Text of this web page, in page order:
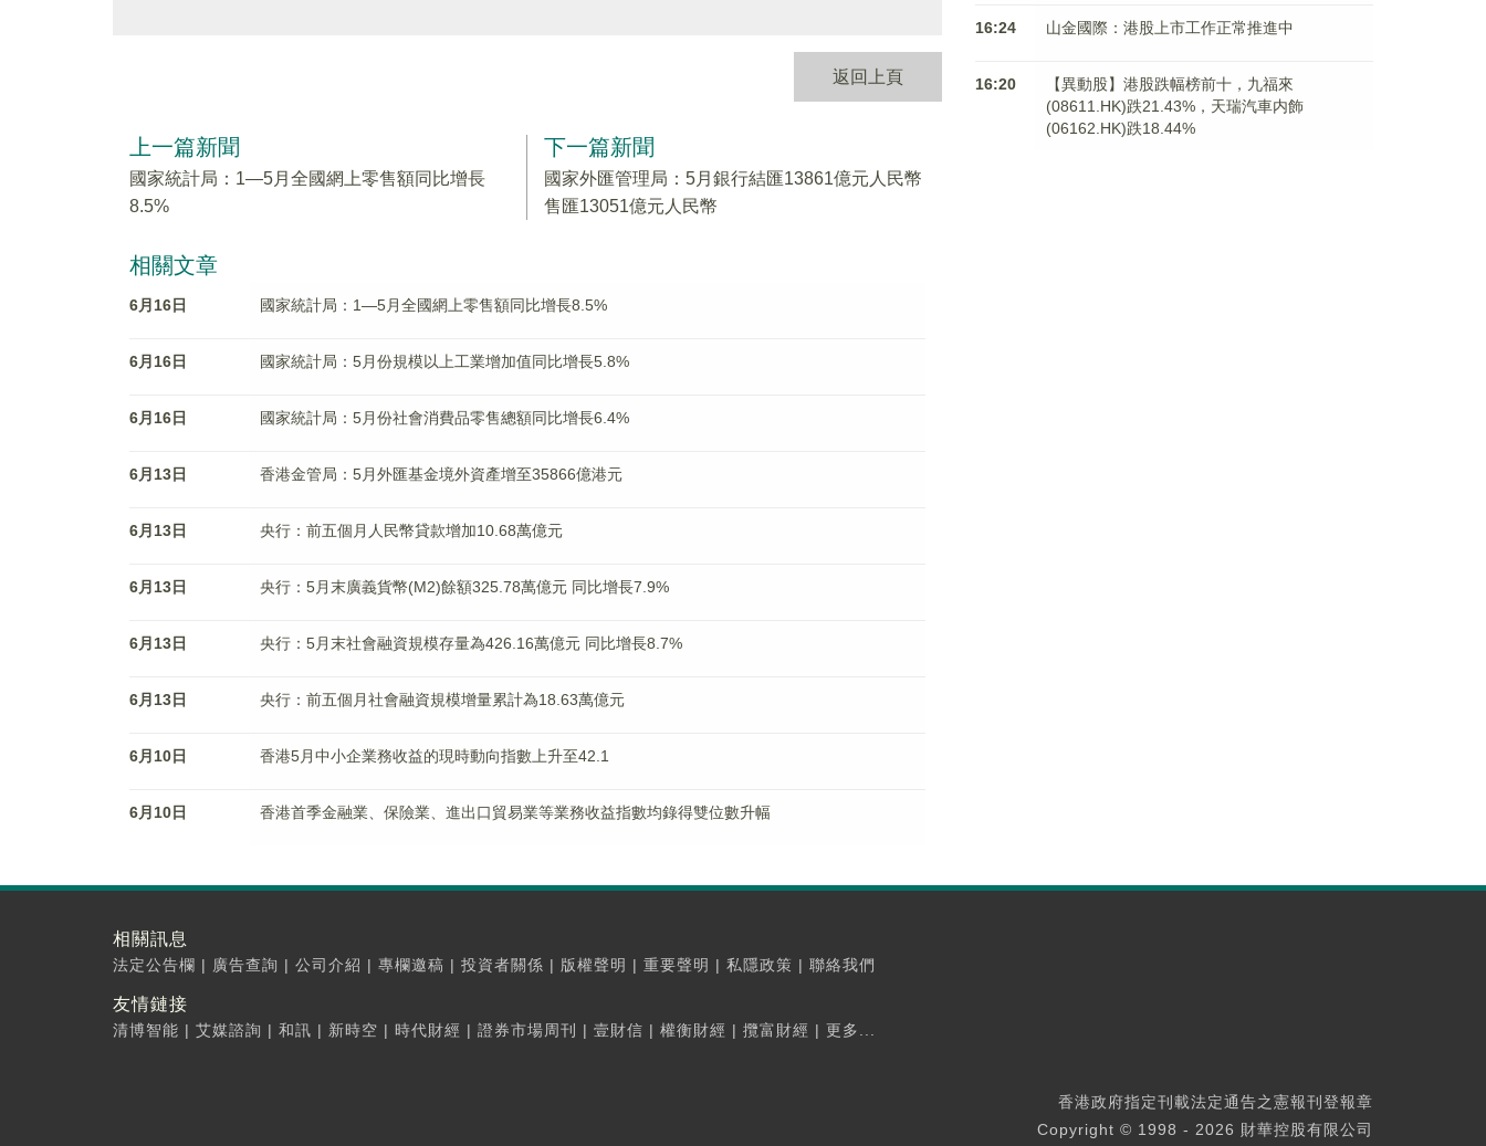
返回上頁
上一篇新聞
國家統計局：1—5月全國網上零售額同比增長
8.5%
下一篇新聞
國家外匯管理局：5月銀行結匯13861億元人民幣
售匯13051億元人民幣
相關文章
6月16日 國家統計局：1—5月全國網上零售額同比增長8.5%
6月16日 國家統計局：5月份規模以上工業增加值同比增長5.8%
6月16日 國家統計局：5月份社會消費品零售總額同比增長6.4%
6月13日 香港金管局：5月外匯基金境外資產增至35866億港元
6月13日 央行：前五個月人民幣貸款增加10.68萬億元
6月13日 央行：5月末廣義貨幣(M2)餘額325.78萬億元 同比增長7.9%
6月13日 央行：5月末社會融資規模存量為426.16萬億元 同比增長8.7%
6月13日 央行：前五個月社會融資規模增量累計為18.63萬億元
6月10日 香港5月中小企業務收益的現時動向指數上升至42.1
6月10日 香港首季金融業、保險業、進出口貿易業等業務收益指數均錄得雙位數升幅
16:24 山金國際：港股上市工作正常推進中
16:20
【異動股】港股跌幅榜前十，九福來
(08611.HK)跌21.43%，天瑞汽車内飾
(06162.HK)跌18.44%
相關訊息
法定公告欄 | 廣告查詢 | 公司介紹 | 專欄邀稿 | 投資者關係 | 版權聲明 | 重要聲明 | 私隱政策 | 聯絡我們
友情鏈接
清博智能 | 艾媒諮詢 | 和訊 | 新時空 | 時代財經 | 證券市場周刊 | 壹財信 | 權衡財經 | 攬富財經 | 更多...
香港政府指定刊載法定通告之憲報刊登報章
Copyright © 1998 - 2026 財華控股有限公司